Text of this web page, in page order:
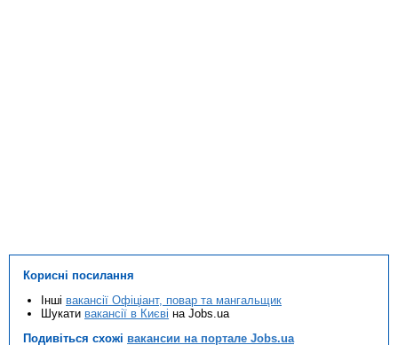
Корисні посилання
Інші вакансії Офіціант, повар та мангальщик
Шукати вакансії в Києві на Jobs.ua
Подивіться схожі вакансии на портале Jobs.ua